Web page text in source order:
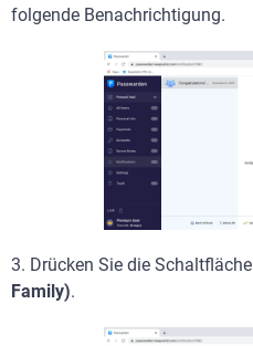
folgende Benachrichtigung.
3. Drücken Sie die Schaltfläche
Family).